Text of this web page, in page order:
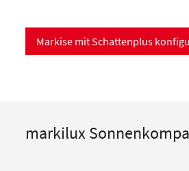
Markise mit Schattenplus
markilux